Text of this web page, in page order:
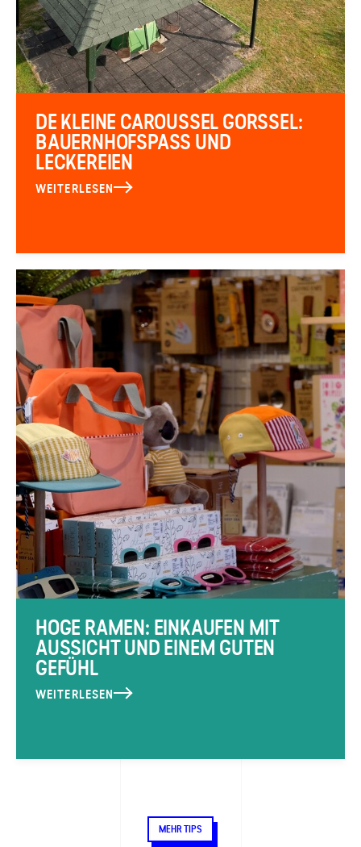
DE KLEINE CAROUSSEL GORSSEL:
BAUERNHOFSPASS UND L
ECKEREIEN
WEITERLESEN
HOGE RAMEN: EINKAUFEN MIT
AUSSICHT UND EINEM GUTEN
GEFÜHL
WEITERLESEN
MEHR TIPS